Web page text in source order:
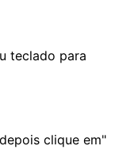
teclado para
clique em"